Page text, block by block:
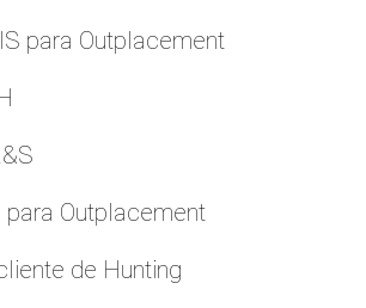
para Outplacement
para Outplacement
de Hunting